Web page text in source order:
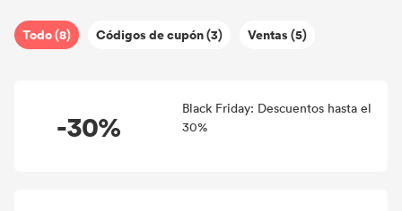
Todo (8) Códigos de cupón (3) Ventas (5)
-30%
Black Friday: Descuentos hasta el
30%